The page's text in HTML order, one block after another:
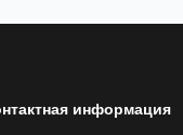
информация